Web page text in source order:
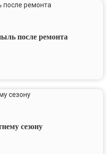
после ремонта
сезону